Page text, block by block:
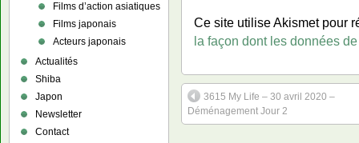
Ce site utilise Akismet pour
la façon dont les données
3615 My Life – 30 avril 2020 –
Déménagement Jour 2
Films d’action asiatiques
Films japonais
Acteurs japonais
Actualités
Shiba
Japon
Newsletter
Contact